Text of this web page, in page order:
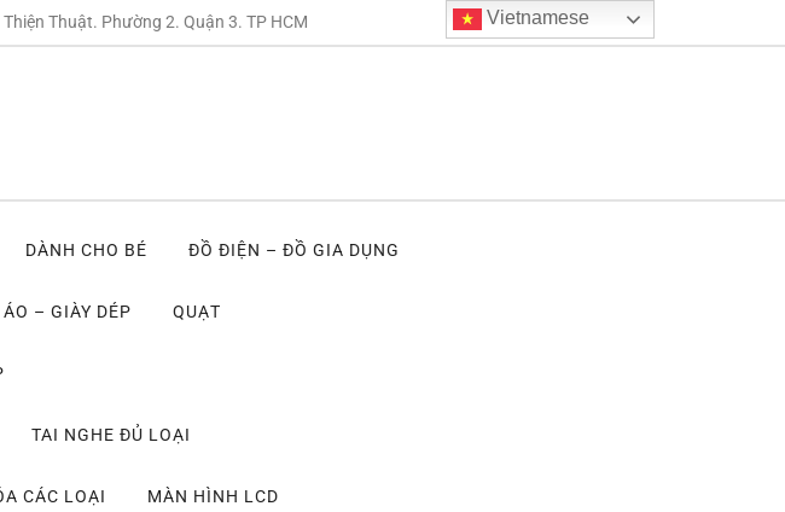
Thuật. Phường 2. Quận 3. TP HCM
DÀNH CHO BÉ ĐỒ ĐIỆN – ĐỒ GIA DỤNG
– GIÀY DÉP QUẠT
TAI NGHE ĐỦ LOẠI
CÁC LOẠI MÀN HÌNH LCD
Vietnamese